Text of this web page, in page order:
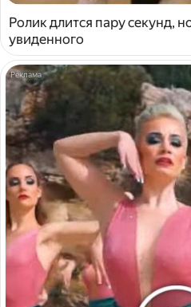
Ролик длится пару секунд,
увиденного